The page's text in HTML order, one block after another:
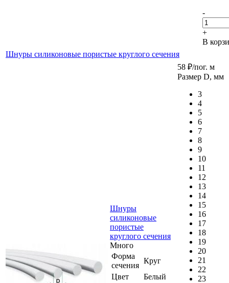
-
+
В
Шнуры силиконовые пористые круглого сечения
Шнуры
силиконовые
пористые
круглого сечения
Много
Форма
сечения
Круг
Цвет
Белый
58 ₽/пог. м
Размер D, мм
3
4
5
6
7
8
9
10
11
12
13
14
15
16
17
18
19
20
21
22
23